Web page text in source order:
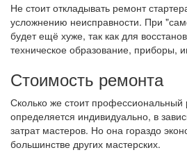
Не стоит откладывать ремонт
усложнению неисправности. При
будет ещё хуже, так как для
техническое образование, приборы,
Стоимость ремонта
Сколько же стоит
определяется индивидуально, в
затрат мастеров. Но она гораздо
большинстве других мастерских.